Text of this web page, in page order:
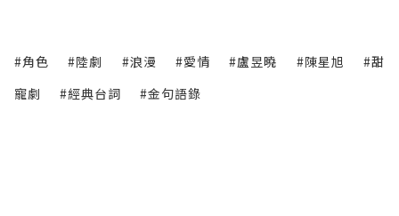
#角色 #陸劇 #浪漫 #愛情 #盧昱曉 #陳星旭
#甜
寵劇
#經典台詞 #金句語錄